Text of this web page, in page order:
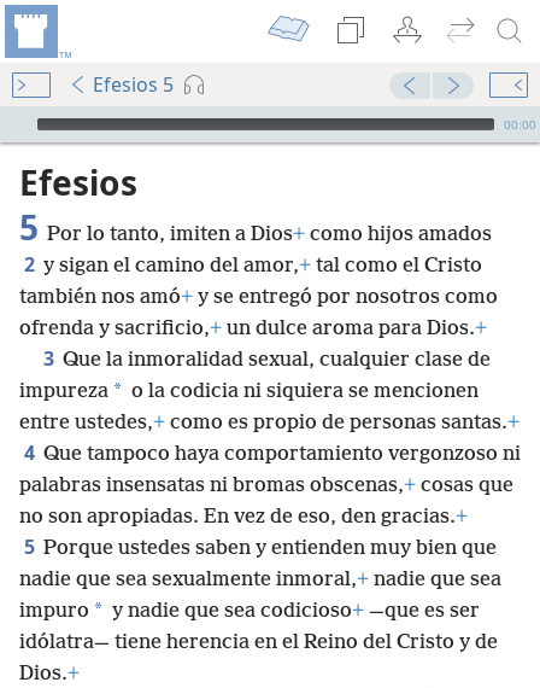
Efesios 5
Audio Player
00:00
Efesios
5 Por lo tanto, imiten a Dios+ como hijos amados
2 y sigan el camino del amor,+ tal como el Cristo
también nos amó+ y se entregó por nosotros como
ofrenda y sacrificio,+ un dulce aroma para Dios.+
3 Que la inmoralidad sexual, cualquier clase de
impureza * o la codicia ni siquiera se mencionen
entre ustedes,+ como es propio de personas santas.+
4 Que tampoco haya comportamiento vergonzoso ni
palabras insensatas ni bromas obscenas,+ cosas que
no son apropiadas. En vez de eso, den gracias.+
5 Porque ustedes saben y entienden muy bien que
nadie que sea sexualmente inmoral,+ nadie que sea
impuro * y nadie que sea codicioso+ —que es ser
idólatra— tiene herencia en el Reino del Cristo y de
Dios.+